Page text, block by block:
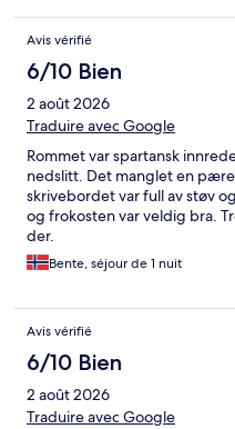
Avis vérifié
6/10 Bien
2 août 2026
Traduire avec Google
Rommet var spartansk
nedslitt. Det manglet en
skrivebordet var full av støv
og frokosten var veldig bra.
der.
Bente, séjour de 1 nuit
Avis vérifié
6/10 Bien
2 août 2026
Traduire avec Google